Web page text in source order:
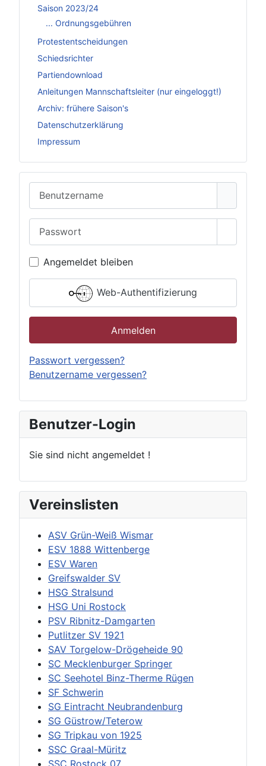
Saison 2023/24
... Ordnungsgebühren
Protestentscheidungen
Schiedsrichter
Partiendownload
Anleitungen Mannschaftsleiter (nur eingeloggt!)
Archiv: frühere Saison's
Datenschutzerklärung
Impressum
Angemeldet bleiben
Web-Authentifizierung
Anmelden
Passwort vergessen?
Benutzername vergessen?
Benutzer-Login
Sie sind nicht angemeldet !
Vereinslisten
ASV Grün-Weiß Wismar
ESV 1888 Wittenberge
ESV Waren
Greifswalder SV
HSG Stralsund
HSG Uni Rostock
PSV Ribnitz-Damgarten
Putlitzer SV 1921
SAV Torgelow-Drögeheide 90
SC Mecklenburger Springer
SC Seehotel Binz-Therme Rügen
SF Schwerin
SG Eintracht Neubrandenburg
SG Güstrow/Teterow
SG Tripkau von 1925
SSC Graal-Müritz